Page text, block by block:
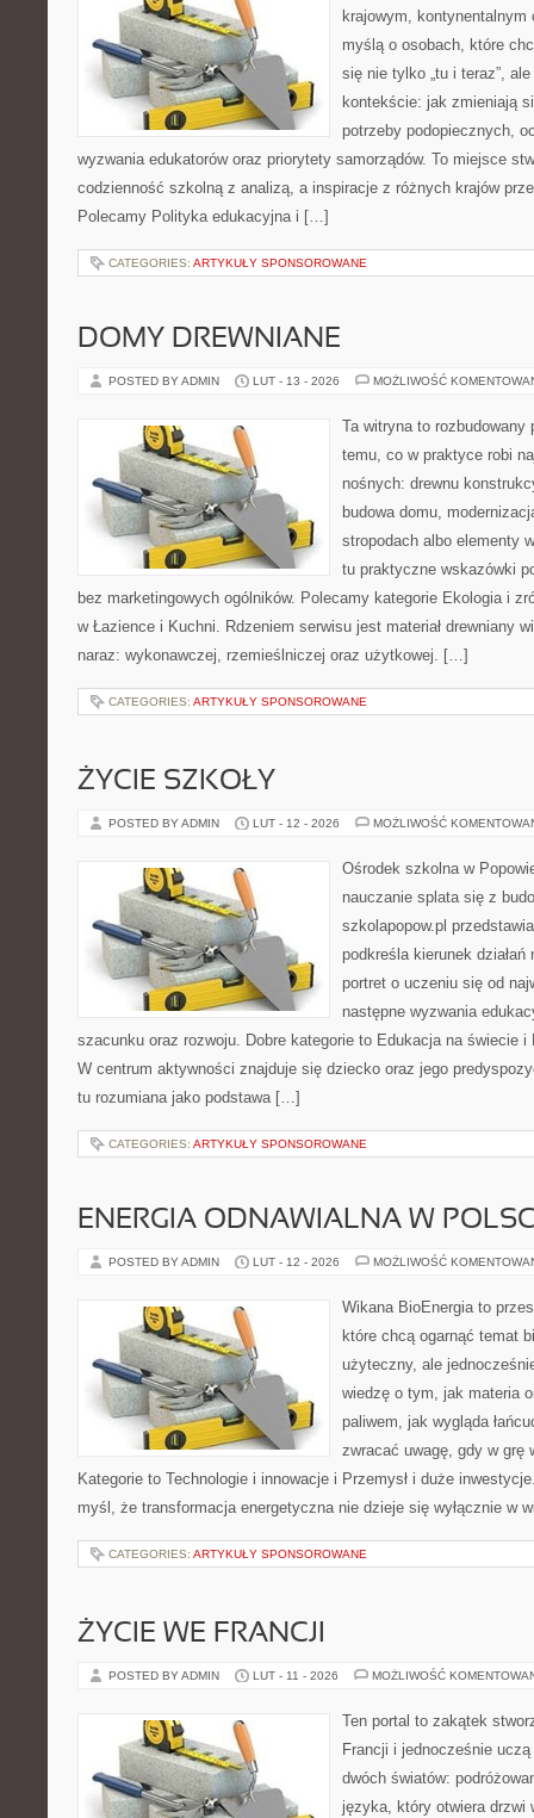
krajowym, kontynentalnym
myślą o osobach, które
się nie tylko „tu i teraz”,
kontekście: jak zmieniają
potrzeby podopiecznych,
wyzwania edukatorów oraz priorytety samorządów. To miejsce
codzienność szkolną z analizą, a inspiracje z różnych krajów
Polecamy Polityka edukacyjna i […]
CATEGORIES: ARTYKUŁY SPONSOROWANE
DOMY DREWNIANE
POSTED BY ADMIN LUT - 13 - 2026 MOŻLIWOŚĆ
Ta witryna to rozbudowany
temu, co w praktyce robi
nośnych: drewnu
budowa domu,
stropodach albo elementy
tu praktyczne wskazówki
bez marketingowych ogólników. Polecamy kategorie Ekologia i
w Łazience i Kuchni. Rdzeniem serwisu jest materiał drewniany
naraz: wykonawczej, rzemieślniczej oraz użytkowej. […]
CATEGORIES: ARTYKUŁY SPONSOROWANE
ŻYCIE SZKOŁY
POSTED BY ADMIN LUT - 12 - 2026 MOŻLIWOŚĆ
Ośrodek szkolna w
nauczanie splata się z
szkolapopow.pl
podkreśla kierunek
portret o uczeniu się od
następne wyzwania
szacunku oraz rozwoju. Dobre kategorie to Edukacja na świecie
W centrum aktywności znajduje się dziecko oraz jego
tu rozumiana jako podstawa […]
CATEGORIES: ARTYKUŁY SPONSOROWANE
ENERGIA ODNAWIALNA W
POSTED BY ADMIN LUT - 12 - 2026 MOŻLIWOŚĆ
Wikana BioEnergia to
które chcą ogarnąć temat
użyteczny, ale
wiedzę o tym, jak materia
paliwem, jak wygląda
zwracać uwagę, gdy w grę
Kategorie to Technologie i innowacje i Przemysł i duże
myśl, że transformacja energetyczna nie dzieje się wyłącznie w
CATEGORIES: ARTYKUŁY SPONSOROWANE
ŻYCIE WE FRANCJI
POSTED BY ADMIN LUT - 11 - 2026 MOŻLIWOŚĆ
Ten portal to zakątek
Francji i jednocześnie
dwóch światów:
języka, który otwiera drzwi